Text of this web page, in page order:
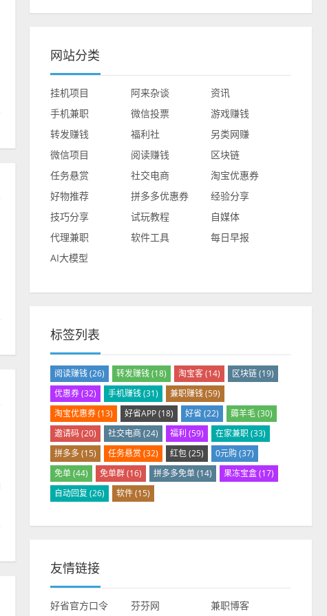
网站分类
挂机项目 阿来杂谈
资讯
手机兼职
微信投票
游戏赚钱
转发赚钱
福利社
另类网赚
微信项目
阅读赚钱
区块链
任务悬赏
社交电商
淘宝优惠券
好物推荐
拼多多优惠券
经验分享
技巧分享
试玩教程
自媒体
代理兼职
软件工具
每日早报
AI大模型
标签列表
阅读赚钱(26) 转发赚钱(18) 淘宝客(14) 区块链(19)
优惠券(32) 手机赚钱(31) 兼职赚钱(59)
淘宝优惠券(13) 好省APP(18) 好省 (22) 薅羊毛(30)
邀请码(20) 社交电商(24) 福利 (59) 在家兼职(33)
拼多多 (15) 任务悬赏 (32) 红包(25) 0元购(37)
免单(44) 免单群(16) 拼多多免单(14) 果冻宝盒(17)
自动回复 (26) 软件(15)
友情链接
好省官方口令 芬芬网 兼职博客